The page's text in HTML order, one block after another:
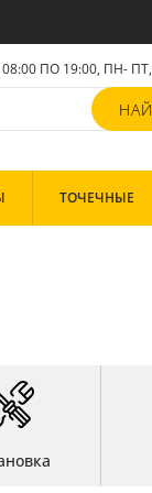
ПО 19:00, ПН- ПТ,
ТОЧЕЧНЫЕ